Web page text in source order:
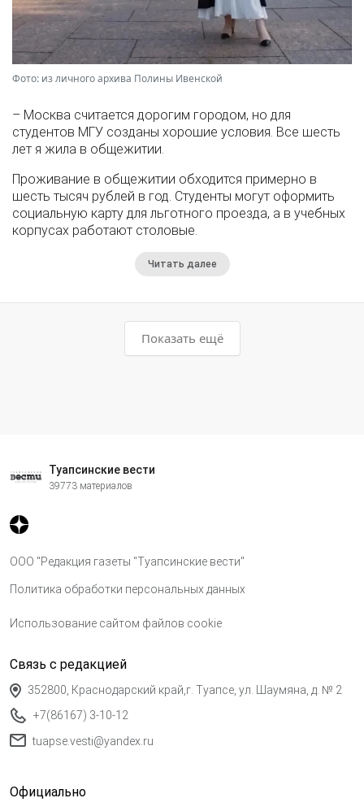
Фото: из личного архива Полины Ивенской
– Москва считается дорогим городом, но для
студентов МГУ созданы хорошие условия. Все шесть
лет я жила в общежитии.
Проживание в общежитии обходится примерно в
шесть тысяч рублей в год. Студенты могут оформить
социальную карту для льготного проезда, а в учебных
корпусах работают столовые.
Читать далее
Показать ещё
Туапсинские вести
39773 материалов
ООО "Редакция газеты "Туапсинские вести"
Политика обработки персональных данных
Использование сайтом файлов cookie
Связь с редакцией
352800, Краснодарский край,г. Туапсе, ул. Шаумяна, д. № 2
+7(86167) 3-10-12
tuapse.vesti@yandex.ru
Официально